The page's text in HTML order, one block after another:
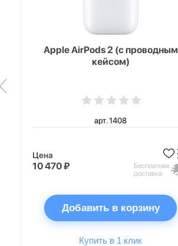
Apple AirPods 2 (с проводным
кейсом)
арт. 1408
Цена
10 470 ₽
Бесплатная
доставка
Добавить в корзину
Купить в 1 клик